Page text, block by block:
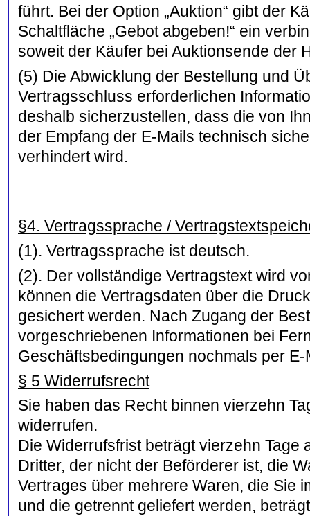
führt. Bei der Option „Auktion“ gibt der
Schaltfläche „Gebot abgeben!“ ein
soweit der Käufer bei Auktionsende der
(5) Die Abwicklung der Bestellung und
Vertragsschluss erforderlichen
deshalb sicherzustellen, dass die von
der Empfang der E-Mails technisch
verhindert wird.
§4. Vertragssprache /
(1). Vertragssprache ist deutsch.
(2). Der vollständige Vertragstext wird
können die Vertragsdaten über die
gesichert werden. Nach Zugang der
vorgeschriebenen Informationen bei
Geschäftsbedingungen nochmals per
§ 5 Widerrufsrecht
Sie haben das Recht binnen vierzehn
widerrufen.
Die Widerrufsfrist beträgt vierzehn Tage
Dritter, der nicht der Beförderer ist, die
Vertrages über mehrere Waren, die Sie
und die getrennt geliefert werden,